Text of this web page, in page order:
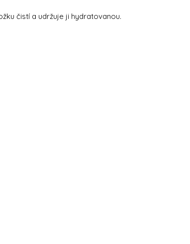
čistí a udržuje ji hydratovanou.